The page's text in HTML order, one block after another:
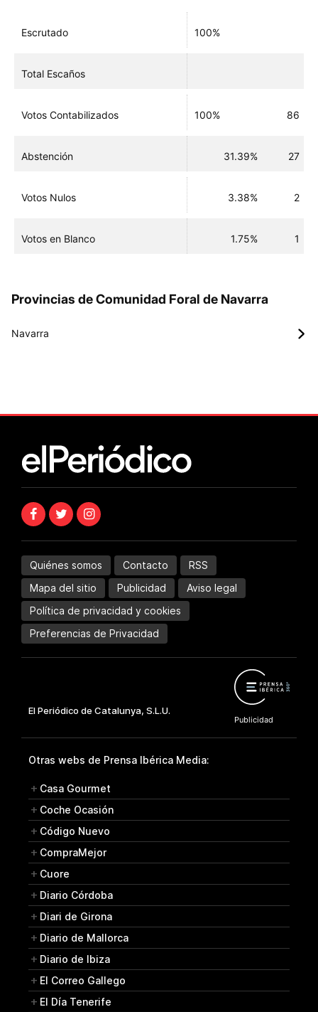
Escrutado 100%
Total Escaños
Votos Contabilizados 100% 86
Abstención 31.39% 27
Votos Nulos 3.38% 2
Votos en Blanco 1.75% 1
Provincias de Comunidad Foral de Navarra
Navarra
Quiénes somos Contacto
RSS
Mapa del sitio
Publicidad
Aviso legal
Política de privacidad y cookies
Preferencias de Privacidad
Otras webs de Prensa Ibérica Media:
Casa Gourmet
Coche Ocasión
Código Nuevo
CompraMejor
Cuore
Diario Córdoba
Diari de Girona
Diario de Mallorca
Diario de Ibiza
El Correo Gallego
El Día Tenerife